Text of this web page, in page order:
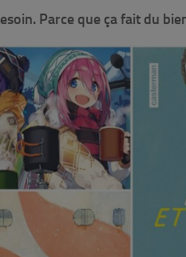
Parce que ça fait du